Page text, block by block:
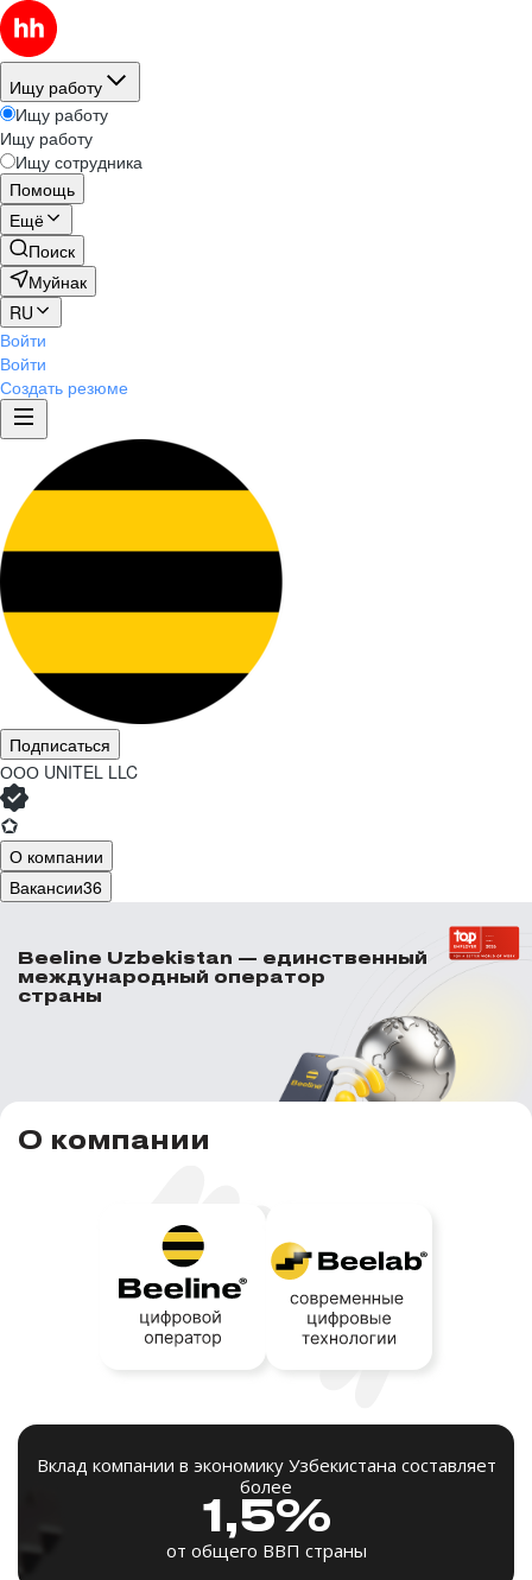
Ищу работу
Ищу работу
Ищу работу
Ищу сотрудника
Помощь
Ещё
Поиск
Муйнак
RU
Войти
Войти
Создать резюме
Подписаться
ООО UNITEL LLC
О компании
Вакансии36
Beeline Uzbekistan — единственный
международный оператор
страны
О компании
Вклад компании в экономику Узбекистана составляет
более
1,5%
от общего ВВП страны